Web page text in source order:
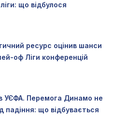
що відбулося
ресурс оцінив шанси
оф Ліги конференцій
УЄФА. Перемога Динамо не
падіння: що відбувається